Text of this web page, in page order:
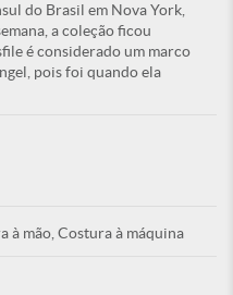
do Brasil em Nova York,
a coleção ficou
é considerado um marco
pois foi quando ela
à mão, Costura à máquina